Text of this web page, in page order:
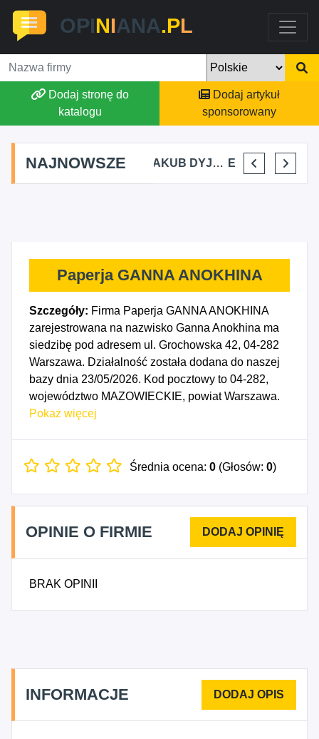
OPINIANA.PL
Dodaj stronę do
katalogu
Dodaj artykuł
sponsorowany
NAJNOWSZE
MARTA BRACHA JAKUB DYJAKIEWICZ POLISH LODA ELENA MAKARCHIK
Paperja GANNA ANOKHINA
Szczegóły: Firma Paperja GANNA ANOKHINA
zarejestrowana na nazwisko Ganna Anokhina ma
siedzibę pod adresem ul. Grochowska 42, 04-282
Warszawa. Działalność została dodana do naszej
bazy dnia 23/05/2026. Kod pocztowy to 04-282,
województwo MAZOWIECKIE, powiat Warszawa.
Numer Identyfikacji Podatkowej NIP to
Data rozpoczęcia działalności gospodarczej
Produkcja papieru falistego i tektury falistej oraz
opakowań z papieru i tektury, 1812Z - Pozostałe
drukowanie, 1813Z - Działalność usługowa
Introligatorstwo i podobne usługi, 4618Z -
piśmiennych prowadzona w wyspecjalizowanych
sklepach, 7412Z - Działalność w zakresie
Pokaż więcej
Średnia ocena: 0 (Głosów: 0)
OPINIE O FIRMIE
BRAK OPINII
INFORMACJE